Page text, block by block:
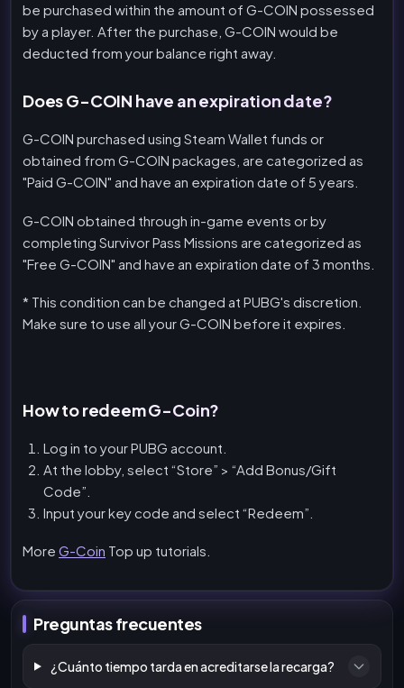
be purchased within the amount of G-COIN possessed
by a player. After the purchase, G-COIN would be
deducted from your balance right away.
Does G-COIN have an expiration date?
G-COIN purchased using Steam Wallet funds or
obtained from G-COIN packages, are categorized as
"Paid G-COIN" and have an expiration date of 5 years.
G-COIN obtained through in-game events or by
completing Survivor Pass Missions are categorized as
"Free G-COIN" and have an expiration date of 3 months.
* This condition can be changed at PUBG's discretion.
Make sure to use all your G-COIN before it expires.
How to redeem G-Coin?
Log in to your PUBG account.
At the lobby, select “Store” > “Add Bonus/Gift
Code”.
Input your key code and select “Redeem”.
More G-Coin Top up tutorials.
Preguntas frecuentes
¿Cuánto tiempo tarda en acreditarse la recarga?